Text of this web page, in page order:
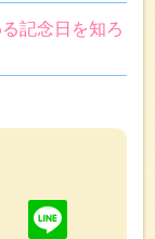
記念日を知ろ